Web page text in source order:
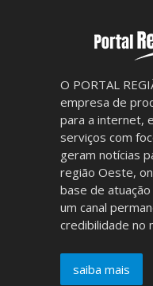
O PORTAL
empresa de
para a internet,
serviços com
geram notícias
região Oeste,
base de
um canal
credibilidade no
saiba mais